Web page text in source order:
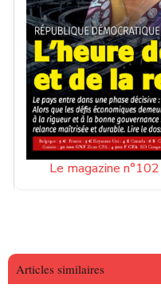
Le magazine
Articles similaires